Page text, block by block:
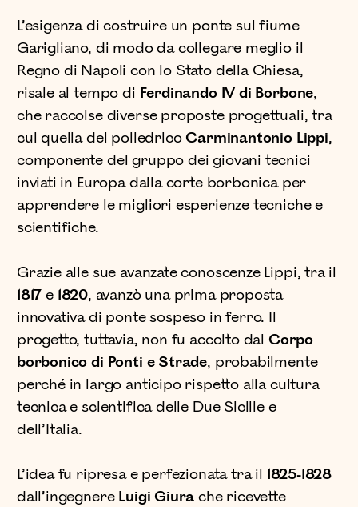
L’esigenza di costruire un ponte sul fiume
Garigliano, di modo da collegare meglio il
Regno di Napoli con lo Stato della Chiesa,
risale al tempo di Ferdinando IV di Borbone,
che raccolse diverse proposte progettuali, tra
cui quella del poliedricoCarminantonio Lippi,
componente del gruppo dei giovani tecnici
inviati in Europa dalla corte borbonica per
apprendere le migliori esperienze tecniche e
scientifiche.
Grazie alle sue avanzate conoscenze Lippi, tra il
1817e 1820, avanzò una prima proposta
innovativa di ponte sospeso in ferro. Il
progetto, tuttavia, non fu accolto dal Corpo
borbonico di Ponti e Strade, probabilmente
perché in largo anticipo rispetto alla cultura
tecnica e scientifica delle Due Sicilie e
dell’Italia.
L’idea fu ripresa e perfezionata tra il 1825-1828
dall’ingegnere Luigi Giura che ricevette